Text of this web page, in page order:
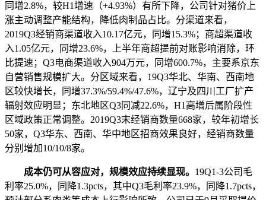
同增2.8%，较H1增速（+4.93%）有所下降，公司针对猪价上
涨主动调整产能结构，降低肉制品占比。分渠道来看，
2019Q3经销商渠道收入10.17亿元，同增15.3%；商超渠道收
入1.05亿元，同增23.6%，上半年商超提前对账影响消除，环
比提速；Q3电商渠道收入904万元，同增600.7%，主要系京东
自营销售规模扩大。分区域来看，19Q3华北、华南、西南地
区较快增长，同增37.3%/59.4%/47.6%，辽宁及四川工厂扩产
辐射效应明显；东北地区Q3同减22.6%，H1高增后属阶段性
区域政策正常调整。2019Q3末经销商数量668家，较年初增长
50家，Q3华东、西南、华中地区招商效果良好，经销商数量
分别增加10/10/8家。
成本仍可从容应对，规模效应持续显现。 19Q1-3公司毛
利率25.0%，同降1.3pcts，其中Q3毛利率23.9%，同降1.7pcts，